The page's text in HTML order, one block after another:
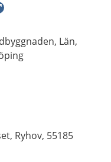
Län,
Ryhov, 55185